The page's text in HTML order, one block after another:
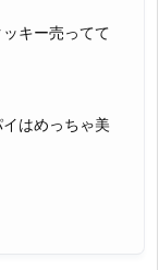
キー売ってて
はめっちゃ美